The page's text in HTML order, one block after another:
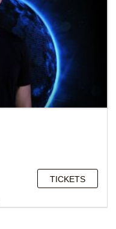
TICKETS